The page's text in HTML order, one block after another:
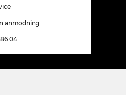
anmodning
04